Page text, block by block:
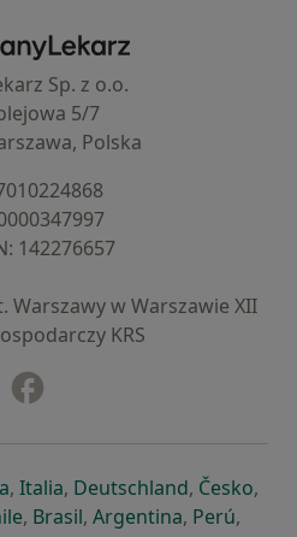
ZnanyLekarz - Strona główna
Sp. z o.o.
5/7
Polska
⁠142276657
Warszawy w Warszawie XII
KRS
karcie
w nowej karcie
otwiera się w nowej karcie
, Italiaotwiera się w nowej
, Deutschlandotwiera się
, Česko,
nowej karcie
się w nowej karcie
otwiera się w nowej karcie
, Brasilotwiera się w nowej
, Argentinaotwiera się
, Perú,